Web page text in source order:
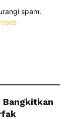
spam.
Bangkitkan